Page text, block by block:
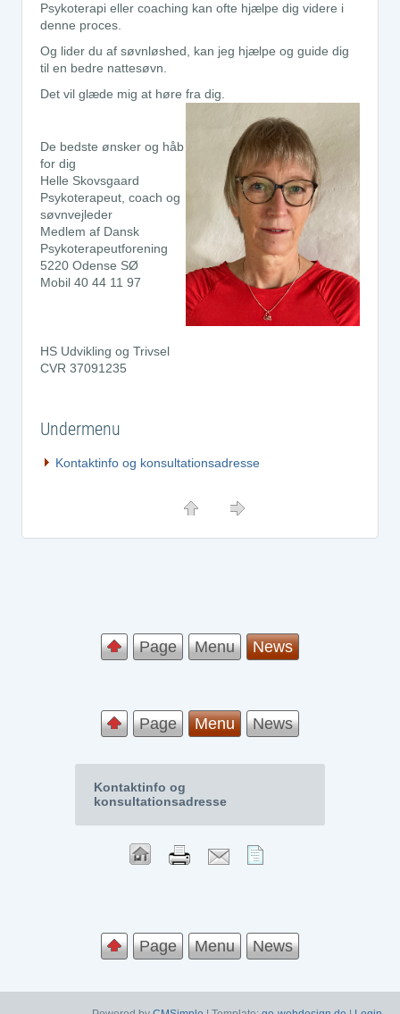
Psykoterapi eller coaching kan ofte hjælpe dig videre i
denne proces.
Og lider du af søvnløshed, kan jeg hjælpe og guide dig
til en bedre nattesøvn.
Det vil glæde mig at høre fra dig.
De bedste ønsker og håb
for dig
Helle Skovsgaard
Psykoterapeut, coach og
søvnvejleder
Medlem af Dansk
Psykoterapeutforening
5220 Odense SØ
Mobil 40 44 11 97
HS Udvikling og Trivsel
CVR 37091235
Undermenu
Kontaktinfo og konsultationsadresse
Page Menu News
Page Menu News
Kontaktinfo og
konsultationsadresse
Page Menu News